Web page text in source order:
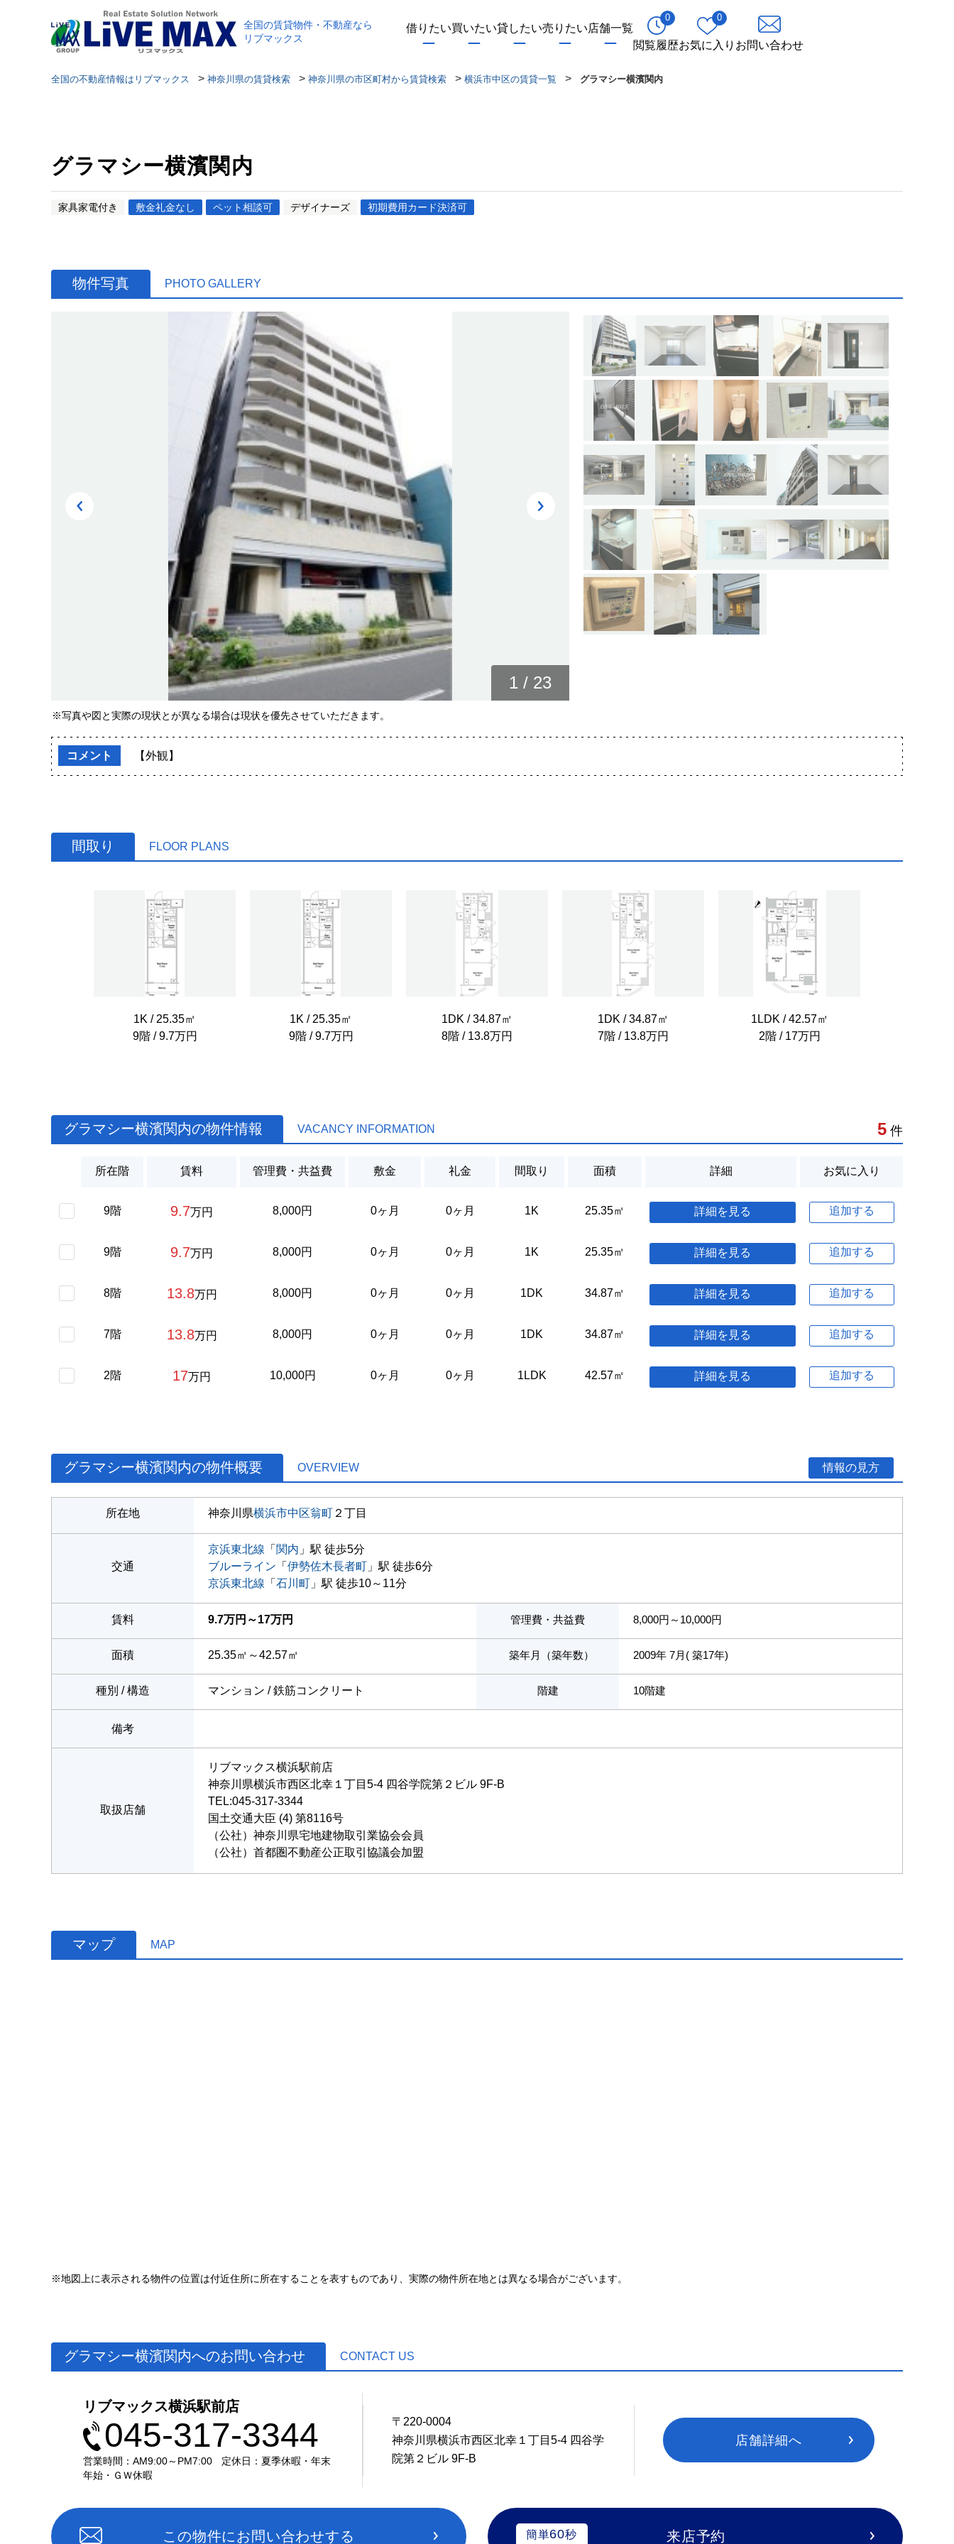
全国の賃貸物件・不動産なら
リブマックス
借りたい買いたい貸したい売りたい店舗一覧
0
閲覧履歴
0
お気に入り お問い合わせ
全国の不動産情報はリブマックス > 神奈川県の賃貸検索 > 神奈川県の市区町村から賃貸検索 > 横浜市中区の賃貸一覧 > グラマシー横濱関内
グラマシー横濱関内
家具家電付き 敷金礼金なし ペット相談可 デザイナーズ 初期費用カード決済可
物件写真 PHOTO GALLERY
1 / 23
※写真や図と実際の現状とが異なる場合は現状を優先させていただきます。
コメント 【外観】
間取り FLOOR PLANS
1K / 25.35㎡
9階 / 9.7万円
1K / 25.35㎡
9階 / 9.7万円
1DK / 34.87㎡
8階 / 13.8万円
1DK / 34.87㎡
7階 / 13.8万円
1LDK / 42.57㎡
2階 / 17万円
グラマシー横濱関内の物件情報 VACANCY INFORMATION 5 件
所在階 賃料 管理費・共益費 敷金 礼金 間取り 面積 詳細 お気に入り
9階 9.7万円 8,000円 0ヶ月 0ヶ月 1K 25.35㎡ 詳細を見る 追加する
9階 9.7万円 8,000円 0ヶ月 0ヶ月 1K 25.35㎡ 詳細を見る 追加する
8階 13.8万円 8,000円 0ヶ月 0ヶ月 1DK 34.87㎡ 詳細を見る 追加する
7階 13.8万円 8,000円 0ヶ月 0ヶ月 1DK 34.87㎡ 詳細を見る 追加する
2階 17万円 10,000円 0ヶ月 0ヶ月 1LDK 42.57㎡ 詳細を見る 追加する
グラマシー横濱関内の物件概要 OVERVIEW 情報の見方
所在地 神奈川県横浜市中区翁町 ２丁目
交通
京浜東北線 「 関内 」駅 徒歩5分
ブルーライン 「 伊勢佐木長者町 」駅 徒歩6分
京浜東北線 「 石川町 」駅 徒歩10～11分
賃料 9.7万円～17万円 管理費・共益費 8,000円～10,000円
面積 25.35㎡～42.57㎡ 築年月（築年数） 2009年 7月( 築17年)
種別 / 構造 マンション / 鉄筋コンクリート 階建 10階建
備考
取扱店舗
リブマックス横浜駅前店
神奈川県横浜市西区北幸１丁目5-4 四谷学院第２ビル 9F-B
TEL:045-317-3344
国土交通大臣 (4) 第8116号
（公社）神奈川県宅地建物取引業協会会員
（公社）首都圏不動産公正取引協議会加盟
マップ MAP
※地図上に表示される物件の位置は付近住所に所在することを表すものであり、実際の物件所在地とは異なる場合がございます。
グラマシー横濱関内へのお問い合わせ CONTACT US
リブマックス横浜駅前店
045-317-3344
営業時間：AM9:00～PM7:00
定休日：夏季休暇・年末
年始・ＧＷ休暇
〒220-0004
神奈川県横浜市西区北幸１丁目5-4 四谷学
院第２ビル 9F-B
店舗詳細へ
この物件にお問い合わせする 簡単60秒 来店予約